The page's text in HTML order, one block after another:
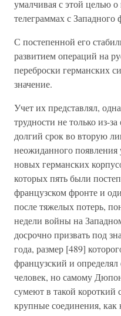
умалчивая с этой целью
телеграммах с Западного
С постепенной его
развитием операций на
переброски германских
значение.
Учет их представлял,
трудности не только из-
долгий срок во вторую
неожиданного появления
новых германских
которых пять были
французском фронте и
после тяжелых потерь,
недели войны на
досрочно призвать под
года, размер [489]
французский и определял
человек, но самому
сумеют в такой короткий
крупные соединения, как